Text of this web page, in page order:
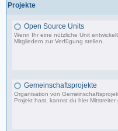
Projekte
Open Source Units
Wenn Ihr eine nützliche Unit
Mitgliedern zur Verfügung stellen.
Gemeinschaftsprojekte
Organisation von
Projekt hast, kannst du hier Mitstreiter